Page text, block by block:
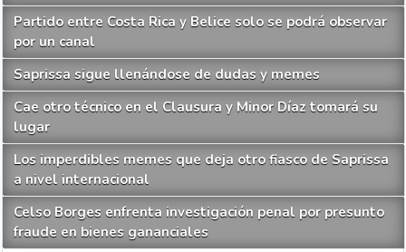
Partido entre Costa Rica y Belice solo se podrá observar
por un canal
Saprissa sigue llenándose de dudas y memes
Cae otro técnico en el Clausura y Minor Díaz tomará su
lugar
Los imperdibles memes que deja otro fiasco de Saprissa
a nivel internacional
Celso Borges enfrenta investigación penal por presunto
fraude en bienes gananciales